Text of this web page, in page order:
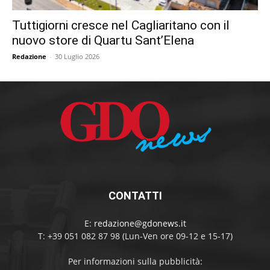
Tuttigiorni cresce nel Cagliaritano con il
nuovo store di Quartu Sant’Elena
Redazione - 30 Luglio 2026
CONTATTI
E: redazione@gdonews.it
T: +39 051 082 87 98 (Lun-Ven ore 09-12 e 15-17)
Per informazioni sulla pubblicità: